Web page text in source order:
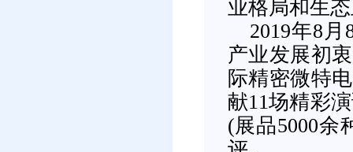
业格局和生
2019年8
产业发展初
际精密微特
献11场精彩
(展品5000余